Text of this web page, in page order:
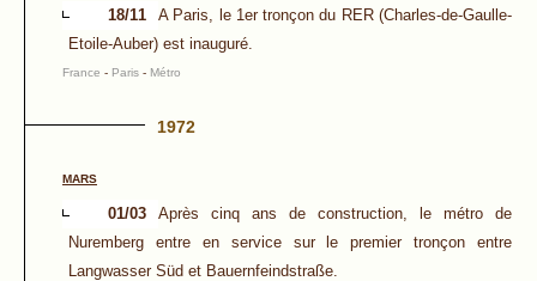
18/11
A Paris, le 1er tronçon du RER (Charles-de-Gaulle-
Etoile-Auber) est inauguré.
France - Paris - Métro
1972
MARS
01/03
Après cinq ans de construction, le métro de
Nuremberg entre en service sur le premier tronçon entre
Langwasser Süd et Bauernfeindstraße.